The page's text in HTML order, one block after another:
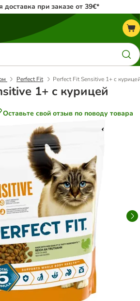
доставка при заказе от 39€*
Perfect Fit Perfect Fit Sensitive 1+ c
1+ c курицей
Оставьте свой отзыв по поводу товара